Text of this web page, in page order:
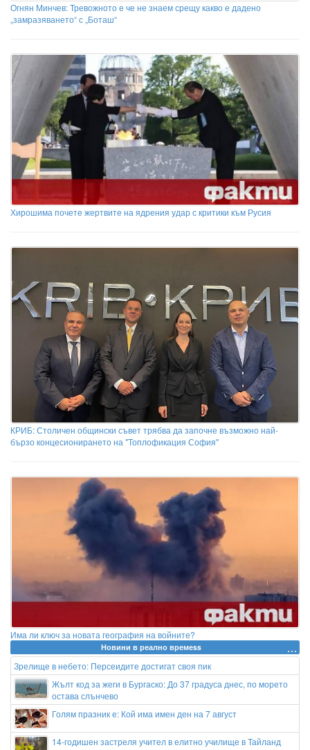
Огнян Минчев: Тревожното е че не знаем срещу какво е дадено
„замразяването“ с „Боташ“
Хирошима почете жертвите на ядрения удар с критики към Русия
КРИБ: Столичен общински съвет трябва да започне възможно най-
бързо концесионирането на "Топлофикация София"
Има ли ключ за новата география на войните?
Новини в реално времеss
Зрелище в небето: Персеидите достигат своя пик
Жълт код за жеги в Бургаско: До 37 градуса днес, по морето
остава слънчево
Голям празник е: Кой има имен ден на 7 август
14-годишен застреля учител в елитно училище в Тайланд